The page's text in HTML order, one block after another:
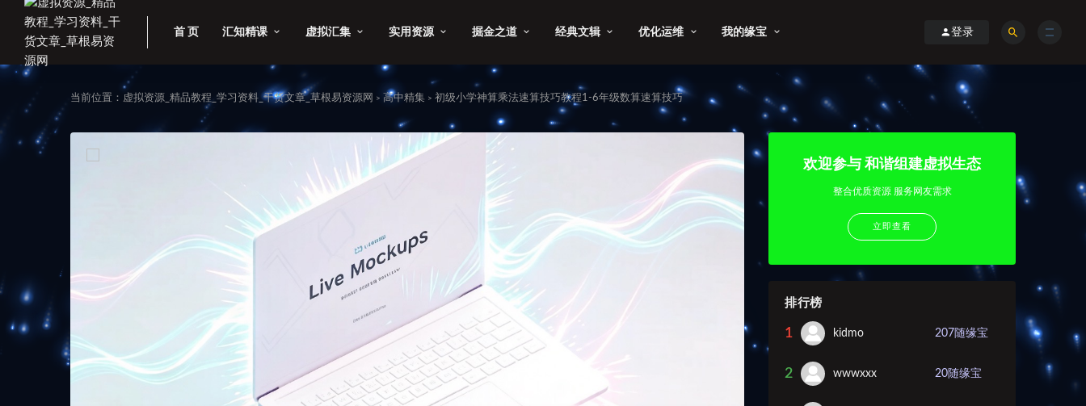
首 页 汇知精课 虚拟汇集 实用资源 掘金之道 经典文辑 优化运维 我的缘宝 登录
当前位置： 虚拟资源_精品教程_学习资料_干货文章_草根易资源网 > 高中精集 > 初级小学神算乘法速算技巧教程1-6年级数算速算技巧
欢迎参与 和谐组建虚拟生态
整合优质资源 服务网友需求
立即查看
排行榜
1 kidmo 207 随缘宝
2 wwwxxx 20随缘宝